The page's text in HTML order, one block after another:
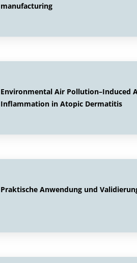
manufacturing
Environmental Air Pollution–Induced
Inflammation in Atopic Dermatitis
Praktische Anwendung und